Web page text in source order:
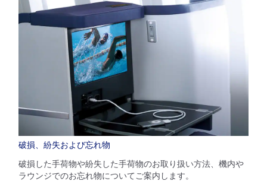
破損、紛失および忘れ物
破損した手荷物や紛失した手荷物のお取り扱い方法、機内や
ラウンジでのお忘れ物についてご案内します。